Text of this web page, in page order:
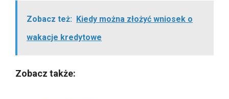
Zobacz też: Kiedy można złożyć wniosek o
wakacje kredytowe
Zobacz także: